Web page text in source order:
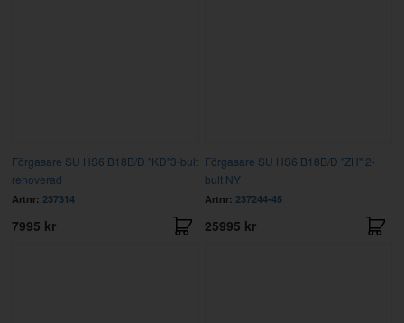
Förgasare SU HS6 B18B/D "KD"3-bult
renoverad
Artnr: 237314
7995 kr
Förgasare SU HS6 B18B/D "ZH" 2-
bult NY
Artnr: 237244-45
25995 kr